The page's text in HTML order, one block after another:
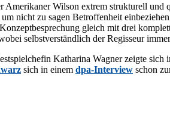
Wil­son ex­trem struk­tu­rell und
nicht zu sa­gen Be­trof­fen­heit
gleich mit drei
selbst­ver­ständ­lich der Re­gis­seur
Ka­tha­ri­na Wag­ner zeig­te
sich in ei­nem dpa-In­ter­view schon